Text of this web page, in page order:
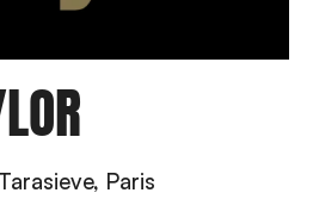
Paris